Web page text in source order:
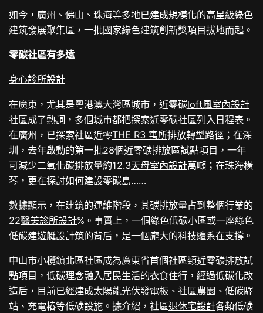
如今，廣州、佛山、珠海等多地已建成規模化的高星級綠色
建筑發展聚集區，一批國家綠色建筑創新獎項目拔地而起。
零碳社區有多遠
身心診所設計
在廣東，尤其是粵港澳大灣區城市，近零碳loft風室內設計
社區成了熱詞，多個城市都把探索近零碳社區列入日程表。
在廣州，已探索社區近零THE R3 寓所排放轉型路徑；在深
圳，去年啟動的第一批28個近零碳排放區試點項目，一年
可減少二氧化碳排放量約12.3天母室內設計萬噸；在珠海橫
琴，更在探討如何建設零碳島……
數據顯示，在建筑的運維階段，其碳排放量占到整個行業的
22醫美診所設計%。事實上，一個綠色低碳小區或一座綠色
低碳建遊艇設計筑的背后，是一個龐大的科技體系在支撐。
中山市小欖鎮北區社區成為廣東省首個社區類近零碳排放試
點項目，低碳理念融入居民生活的衣食住行，經過低碳化改
造后，目前已經建成太陽能光伏發電板、社區農園、低碳驛
站、充電樁等低碳設施。據介紹，社區退休宅設計各類低碳